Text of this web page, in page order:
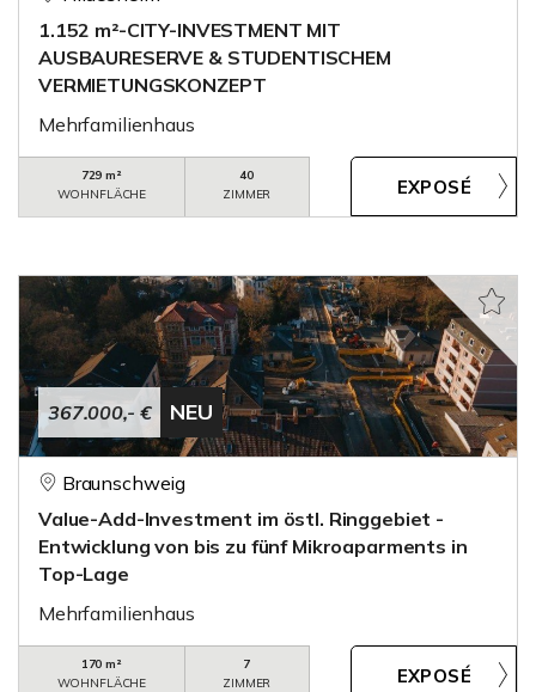
1.152 m²-CITY-INVESTMENT MIT
AUSBAURESERVE & STUDENTISCHEM
VERMIETUNGSKONZEPT
Mehrfamilienhaus
729 m²
WOHNFLÄCHE
40
ZIMMER
367.000,- € NEU
Braunschweig
Value-Add-Investment im östl. Ringgebiet -
Entwicklung von bis zu fünf Mikroaparments in
Top-Lage
Mehrfamilienhaus
170 m²
WOHNFLÄCHE
7
ZIMMER